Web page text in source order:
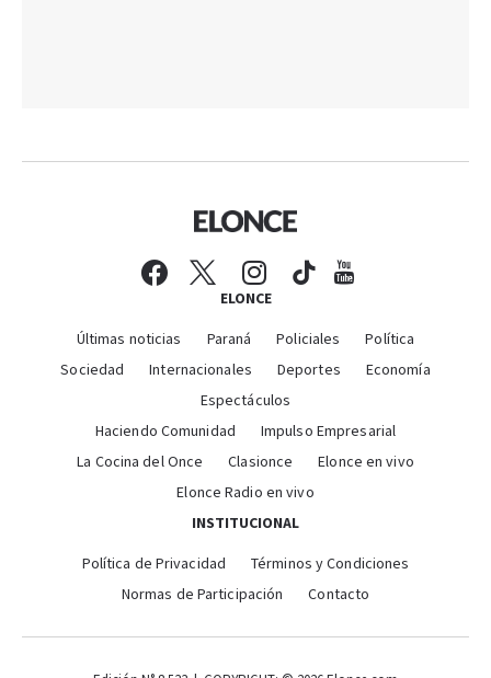
ELONCE
Últimas noticias Paraná Policiales
Política
Sociedad
Internacionales Deportes
Economía
Espectáculos
Haciendo Comunidad
Impulso Empresarial
La Cocina del Once
Clasionce
Elonce en vivo
Elonce Radio en vivo
INSTITUCIONAL
Política de Privacidad
Términos y Condiciones
Normas de Participación
Contacto